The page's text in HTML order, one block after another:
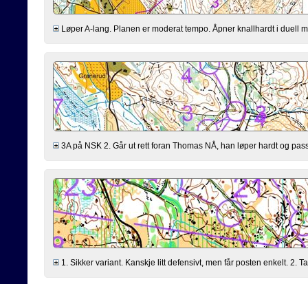
Løper A-lang. Planen er moderat tempo. Åpner knallhardt i duell
3A på NSK 2. Går ut rett foran Thomas NÅ, han løper hardt og
1. Sikker variant. Kanskje litt defensivt, men får posten enkelt. 2.